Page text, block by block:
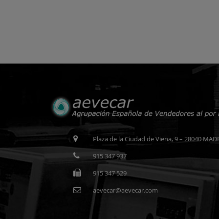
Plaza de la Ciudad de Viena, 9 – 28040
915 347 937
915 347 529
aevecar@aevecar.com